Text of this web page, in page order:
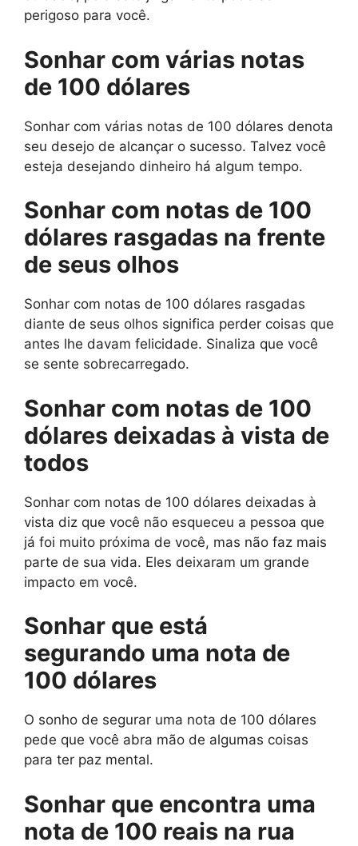
perigoso para você.
Sonhar com várias notas
de 100 dólares
Sonhar com várias notas de 100 dólares denota
seu desejo de alcançar o sucesso. Talvez você
esteja desejando dinheiro há algum tempo.
Sonhar com notas de 100
dólares rasgadas na frente
de seus olhos
Sonhar com notas de 100 dólares rasgadas
diante de seus olhos significa perder coisas que
antes lhe davam felicidade. Sinaliza que você
se sente sobrecarregado.
Sonhar com notas de 100
dólares deixadas à vista de
todos
Sonhar com notas de 100 dólares deixadas à
vista diz que você não esqueceu a pessoa que
já foi muito próxima de você, mas não faz mais
parte de sua vida. Eles deixaram um grande
impacto em você.
Sonhar que está
segurando uma nota de
100 dólares
O sonho de segurar uma nota de 100 dólares
pede que você abra mão de algumas coisas
para ter paz mental.
Sonhar que encontra uma
nota de 100 reais na rua